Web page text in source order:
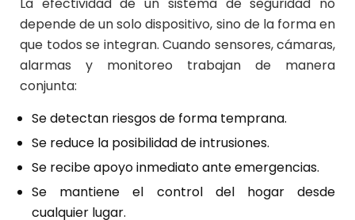
La efectividad de un sistema de seguridad no
depende de un solo dispositivo, sino de la forma en
que todos se integran. Cuando sensores, cámaras,
alarmas y monitoreo trabajan de manera
conjunta:
Se detectan riesgos de forma temprana.
Se reduce la posibilidad de intrusiones.
Se recibe apoyo inmediato ante emergencias.
Se mantiene el control del hogar desde
cualquier lugar.